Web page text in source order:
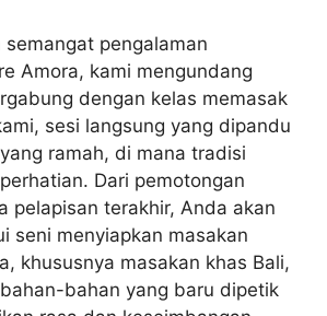
semangat pengalaman
Amora, kami mengundang
dengan kelas memasak
sesi langsung yang dipandu
ramah, di mana tradisi
Dari pemotongan
pelapisan terakhir, Anda akan
seni menyiapkan masakan
khususnya masakan khas Bali,
bahan yang baru dipetik